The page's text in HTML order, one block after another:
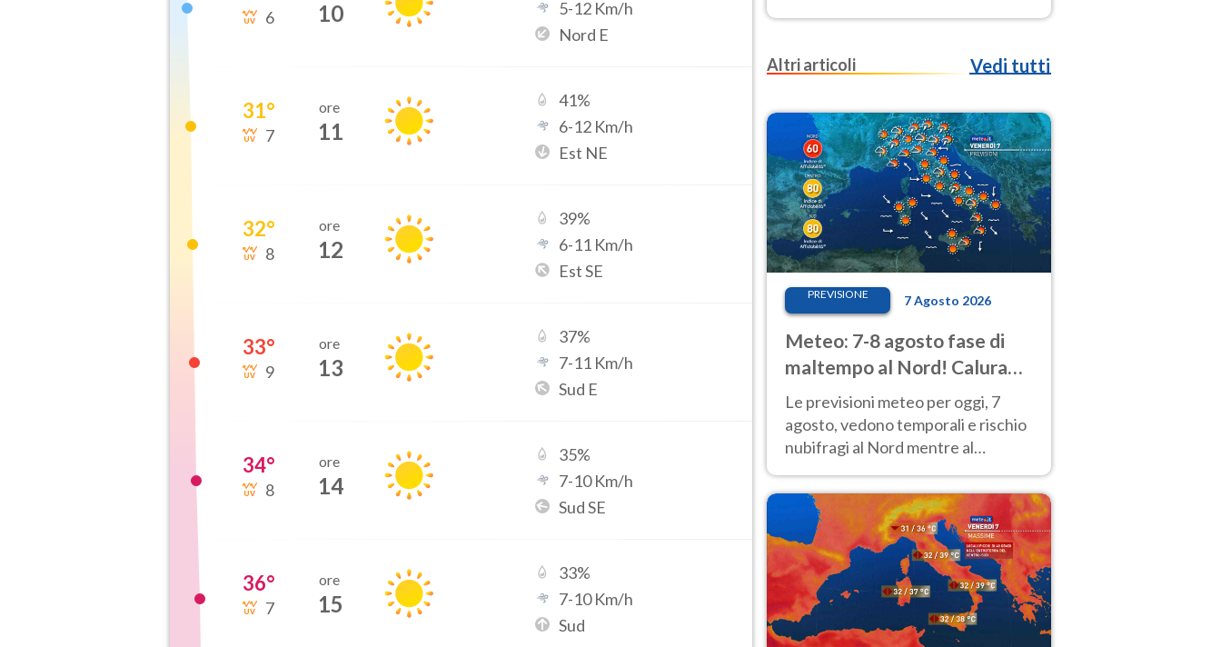
6 10
5-12 Km/h
Nord E
31°
7
ore
11
41%
6-12 Km/h
Est NE
32°
8
ore
12
39%
6-11 Km/h
Est SE
33°
9
ore
13
37%
7-11 Km/h
Sud E
34°
8
ore
14
35%
7-10Km/h
Sud SE
36°
7
ore
15
33%
7-10Km/h
Sud
nuovo rinforzo dell’anticiclone
Altri articoli
Vedi tutti
PREVISIONE 7 Agosto 2026
Meteo: 7-8 agosto fase di
maltempo al Nord! Calura
fino a Ferragosto
Le previsioni meteo per oggi, 7
agosto, vedono temporali e rischio
nubifragi al Nord mentre al
molto intenso.